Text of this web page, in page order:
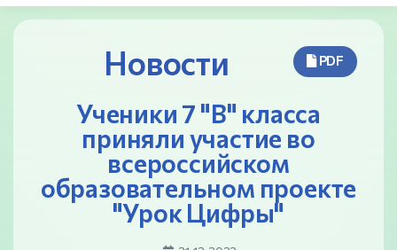
PDF
Новости
Ученики 7 "В" класса
приняли участие во
всероссийском
образовательном проекте
"Урок Цифры"